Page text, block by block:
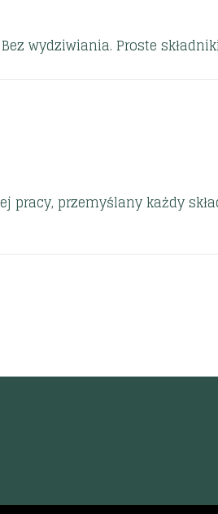
wydziwiania. Proste
pracy, przemyślany każdy